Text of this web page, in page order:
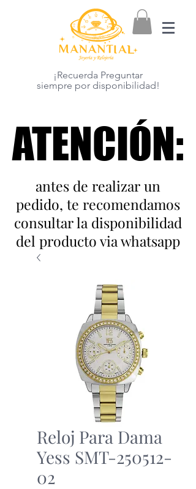
¡Recuerda Preguntar
siempre por disponibilidad!
ATENCIÓN:
ATENCIÓN:
antes de realizar un
pedido, te recomendamos
consultar la disponibilidad
del producto via whatsapp
Reloj Para Dama
Yess SMT-250512-
02